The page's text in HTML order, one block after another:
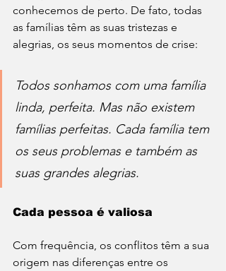
conhecemos de perto. De fato, todas
as famílias têm as suas tristezas e
alegrias, os seus momentos de crise:
Todos sonhamos com uma família
linda, perfeita. Mas não existem
famílias perfeitas. Cada família tem
os seus problemas e também as
suas grandes alegrias.
Cada pessoa é valiosa
Com frequência, os conflitos têm a sua
origem nas diferenças entre os